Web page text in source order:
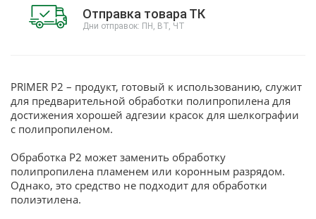
Отправка товара ТК
Дни отправок: ПН, ВТ, ЧТ
PRIMER P2 – продукт, готовый к использованию, служит
для предварительной обработки полипропилена для
достижения хорошей адгезии красок для шелкографии
с полипропиленом.
Обработка Р2 может заменить обработку
полипропилена пламенем или коронным разрядом.
Однако, это средство не подходит для обработки
полиэтилена.